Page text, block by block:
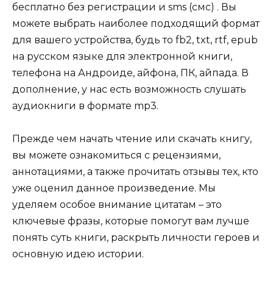
бесплатно без регистрации и sms (смс) . Вы
можете выбрать наиболее подходящий формат
для вашего устройства, будь то fb2, txt, rtf, epub
на русском языке для электронной книги,
телефона на Андроиде, айфона, ПК, айпада. В
дополнение, у нас есть возможность слушать
аудиокниги в формате mp3.
Прежде чем начать чтение или скачать книгу,
вы можете ознакомиться с рецензиями,
аннотациями, а также прочитать отзывы тех, кто
уже оценил данное произведение. Мы
уделяем особое внимание цитатам – это
ключевые фразы, которые помогут вам лучше
понять суть книги, раскрыть личности героев и
основную идею истории.